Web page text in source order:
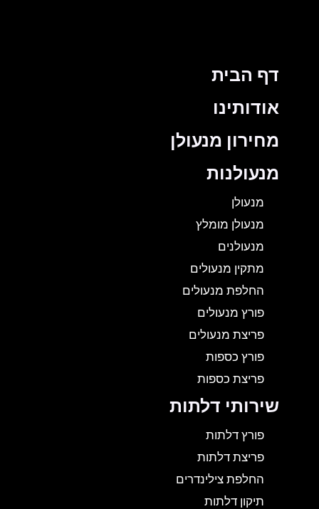
דף הבית
אודותינו
מחירון מנעולן
מנעולנות
מנעולן
מנעולן מומלץ
מנעולנים
מתקין מנעולים
החלפת מנעולים
פורץ מנעולים
פריצת מנעולים
פורץ כספות
פריצת כספות
שירותי דלתות
פורץ דלתות
פריצת דלתות
החלפת צילינדרים
תיקון דלתות